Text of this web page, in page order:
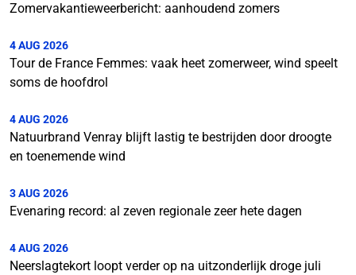
Zomervakantieweerbericht: aanhoudend zomers
4 AUG 2026
Tour de France Femmes: vaak heet zomerweer, wind speelt
soms de hoofdrol
4 AUG 2026
Natuurbrand Venray blijft lastig te bestrijden door droogte
en toenemende wind
3 AUG 2026
Evenaring record: al zeven regionale zeer hete dagen
4 AUG 2026
Neerslagtekort loopt verder op na uitzonderlijk droge juli